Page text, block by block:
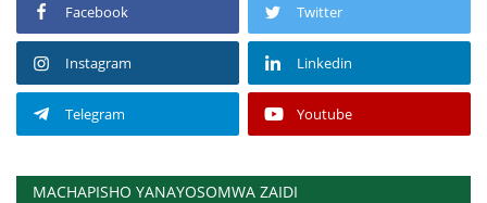
Facebook Twitter
Instagram Linkedin
Telegram Youtube
MACHAPISHO YANAYOSOMWA ZAIDI